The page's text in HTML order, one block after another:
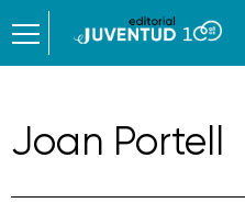
Joan Portell